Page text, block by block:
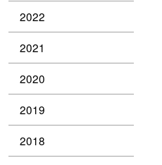
2022
2021
2020
2019
2018